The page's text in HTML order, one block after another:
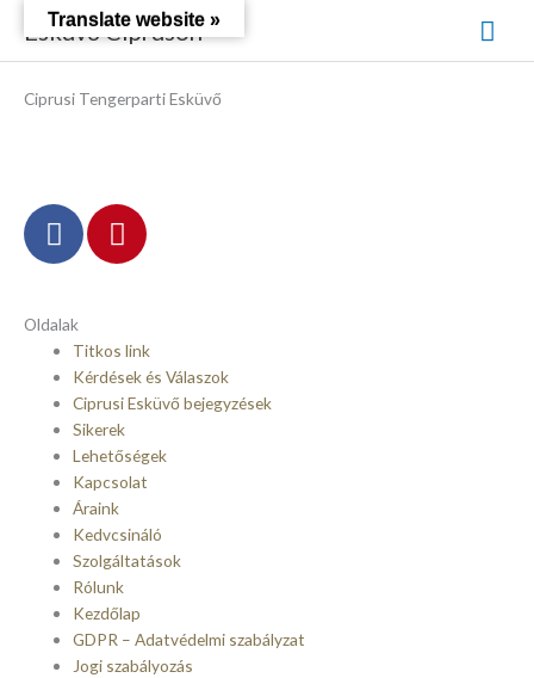
content
Esküvő Cipruson
Ciprusi Tengerparti Esküvő
F
a
b
o
o
k
-
f
P
i
e
r
e
s
t
Oldalak
Titkos link
Kérdések és Válaszok
Ciprusi Esküvő bejegyzések
Sikerek
Lehetőségek
Kapcsolat
Áraink
Kedvcsináló
Szolgáltatások
Rólunk
Kezdőlap
GDPR – Adatvédelmi szabályzat
Jogi szabályozás
Translate website »